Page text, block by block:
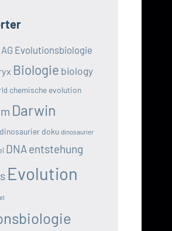
AG Evolutionsbiologie
Biologie biology
chemische evolution
Darwin
dinosaurier doku dinosaurier
DNAentstehung
Evolution